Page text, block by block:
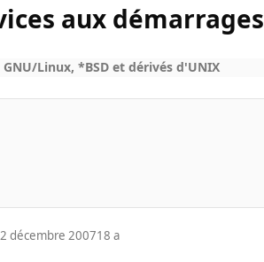
aux démarrages
GNU/Linux, *BSD et dérivés d'UNIX
décembre 200718 a